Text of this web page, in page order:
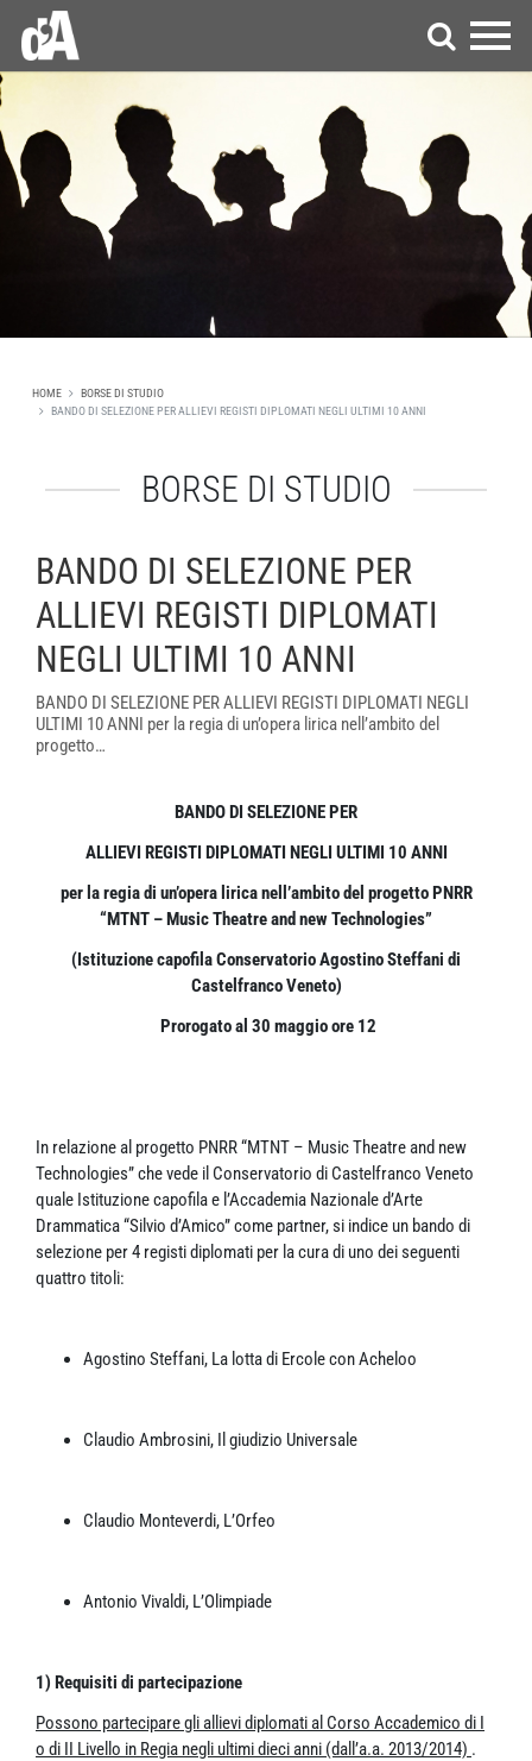
HOME
BORSE DI STUDIO
BANDO DI SELEZIONE PER ALLIEVI REGISTI DIPLOMATI NEGLI ULTIMI 10 ANNI
BORSE DI STUDIO
BANDO DI SELEZIONE PER
ALLIEVI REGISTI DIPLOMATI
NEGLI ULTIMI 10 ANNI
BANDO DI SELEZIONE PER ALLIEVI REGISTI DIPLOMATI NEGLI
ULTIMI 10 ANNI per la regia di un’opera lirica nell’ambito del
progetto…
BANDO DI SELEZIONE PER
ALLIEVI REGISTI DIPLOMATI NEGLI ULTIMI 10 ANNI
per la regia di un’opera lirica nell’ambito del progetto PNRR
“MTNT – Music Theatre and new Technologies”
(Istituzione capofila Conservatorio Agostino Steffani di
Castelfranco Veneto)
Prorogato al 30 maggio ore 12
In relazione al progetto PNRR “MTNT – Music Theatre and new
Technologies” che vede il Conservatorio di Castelfranco Veneto
quale Istituzione capofila e l’Accademia Nazionale d’Arte
Drammatica “Silvio d’Amico” come partner, si indice un bando di
selezione per 4 registi diplomati per la cura di uno dei seguenti
quattro titoli:
Agostino Steffani, La lotta di Ercole con Acheloo
Claudio Ambrosini, Il giudizio Universale
Claudio Monteverdi, L’Orfeo
Antonio Vivaldi, L’Olimpiade
1) Requisiti di partecipazione
Possono partecipare gli allievi diplomati al Corso Accademico di I
o di II Livello in Regia negli ultimi dieci anni (dall’a.a. 2013/2014) .